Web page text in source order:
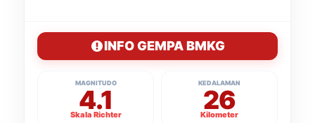
INFO GEMPA BMKG
MAGNITUDO
4.1
Skala Richter
KEDALAMAN
26
Kilometer